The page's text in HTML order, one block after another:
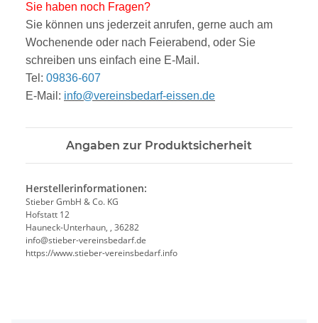
Sie haben noch Fragen?
Sie können uns jederzeit anrufen, gerne auch am
Wochenende oder nach Feierabend, oder Sie
schreiben uns einfach eine E-Mail.
Tel: 09836-607
E-Mail: info@vereinsbedarf-eissen.de
Angaben zur Produktsicherheit
Herstellerinformationen:
Stieber GmbH & Co. KG
Hofstatt 12
Hauneck-Unterhaun, , 36282
info@stieber-vereinsbedarf.de
https://www.stieber-vereinsbedarf.info